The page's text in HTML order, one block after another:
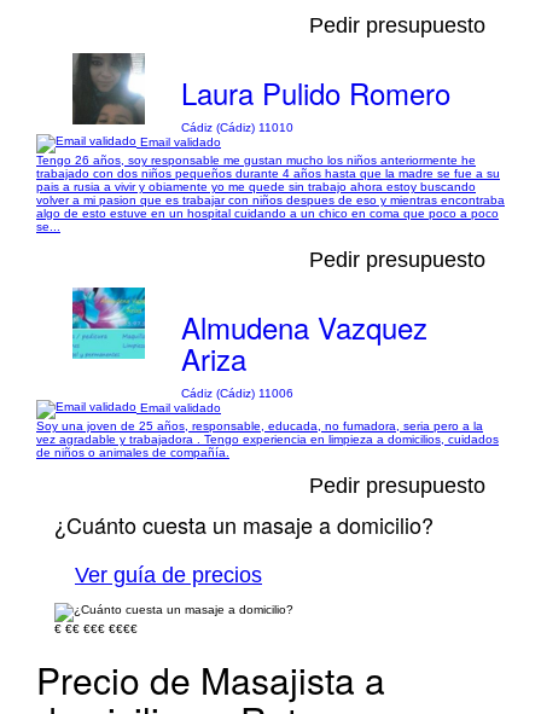
Pedir presupuesto
Laura Pulido Romero
Cádiz (Cádiz) 11010
Email validado
Tengo 26 años, soy responsable me gustan mucho los niños anteriormente he
trabajado con dos niños pequeños durante 4 años hasta que la madre se fue a su
pais a rusia a vivir y obiamente yo me quede sin trabajo ahora estoy buscando
volver a mi pasion que es trabajar con niños despues de eso y mientras encontraba
algo de esto estuve en un hospital cuidando a un chico en coma que poco a poco
se...
Pedir presupuesto
Almudena Vazquez
Ariza
Cádiz (Cádiz) 11006
Email validado
Soy una joven de 25 años, responsable, educada, no fumadora, seria pero a la
vez agradable y trabajadora . Tengo experiencia en limpieza a domicilios, cuidados
de niños o animales de compañía.
Pedir presupuesto
¿Cuánto cuesta un masaje a domicilio?
Ver guía de precios
€ €€ €€€ €€€€
Precio de Masajista a